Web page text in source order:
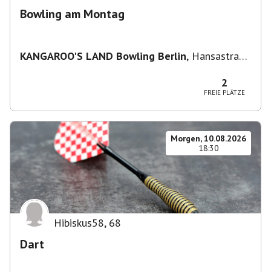
Bowling am Montag
KANGAROO'S LAND Bowling Berlin, Hansastraße
2
FREIE PLÄTZE
Morgen, 10.08.2026
18:30
Hibiskus58, 68
Dart